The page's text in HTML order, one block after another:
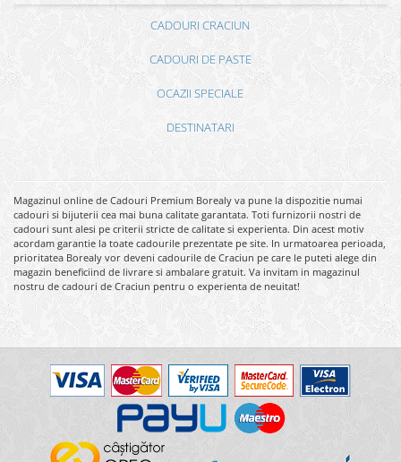
CADOURI CRACIUN
CADOURI DE PASTE
OCAZII SPECIALE
DESTINATARI
Magazinul online de Cadouri Premium Borealy va pune la dispozitie numai
cadouri si bijuterii cea mai buna calitate garantata. Toti furnizorii nostri de
cadouri sunt alesi pe criterii stricte de calitate si experienta. Din acest motiv
acordam garantie la toate cadourile prezentate pe site. In urmatoarea perioada,
prioritatea Borealy vor deveni cadourile de Craciun pe care le puteti alege din
magazin beneficiind de livrare si ambalare gratuit. Va invitam in magazinul
nostru de cadouri de Craciun pentru o experienta de neuitat!